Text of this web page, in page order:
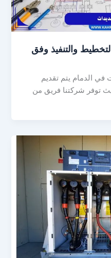
والتنفيذ وفق
في الدمام يتم تقديم
توفر شركتنا فريق من